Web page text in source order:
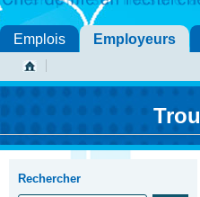
Emplois Employeurs
Rechercher